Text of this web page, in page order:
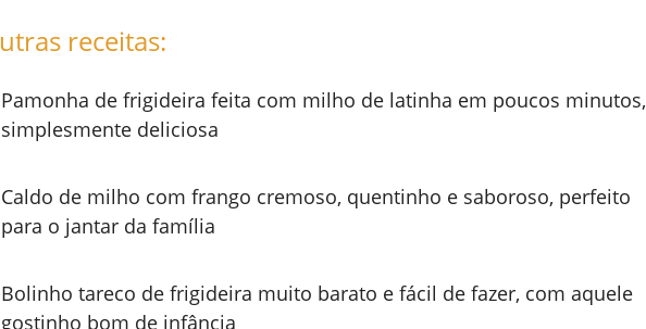
receitas:
Pamonha de frigideira feita com milho de latinha em poucos minutos,
simplesmente deliciosa
Caldo de milho com frango cremoso, quentinho e saboroso, perfeito
para o jantar da família
Bolinho tareco de frigideira muito barato e fácil de fazer, com aquele
gostinho bom de infância